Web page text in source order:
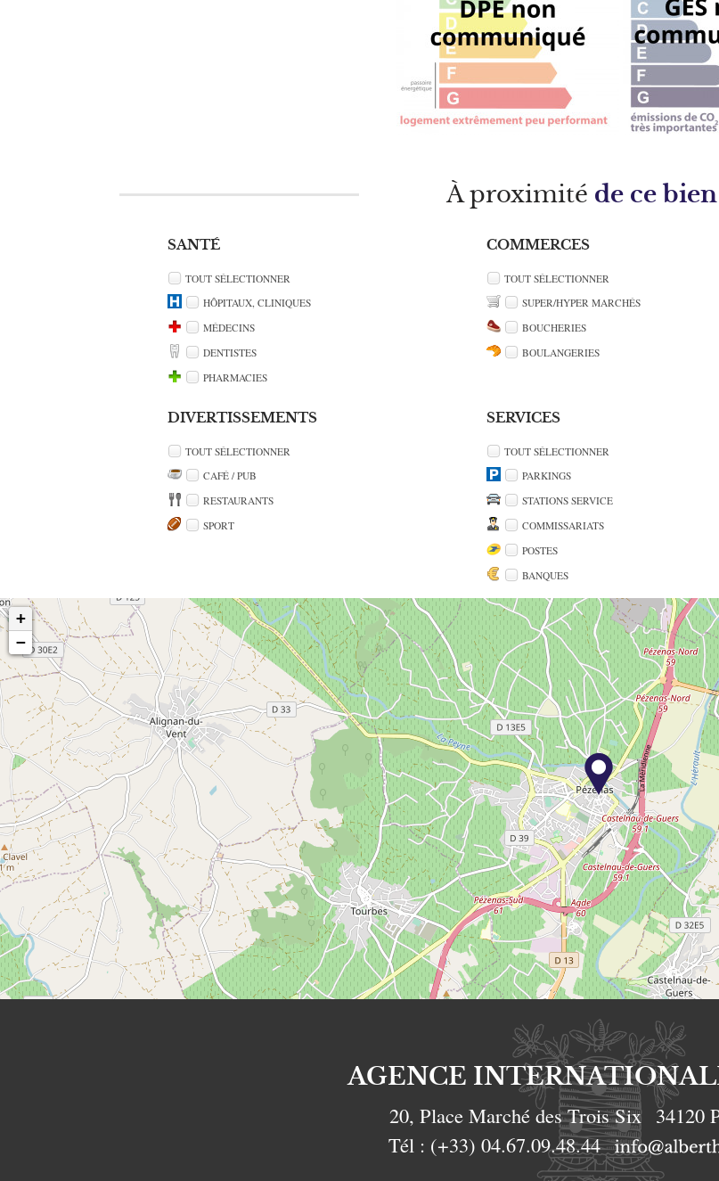
À proximité de ce bien
SANTÉ
TOUT SÉLECTIONNER
HÔPITAUX, CLINIQUES
MÉDECINS
DENTISTES
PHARMACIES
COMMERCES
TOUT SÉLECTIONNER
SUPER/HYPER MARCHÉS
BOUCHERIES
BOULANGERIES
DIVERTISSEMENTS
TOUT SÉLECTIONNER
CAFÉ / PUB
RESTAURANTS
SPORT
SERVICES
TOUT SÉLECTIONNER
PARKINGS
STATIONS SERVICE
COMMISSARIATS
POSTES
BANQUES
+
−
AGENCE
20, Place Marché des Trois Six 34120
Tél : (+33) 04.67.09.48.44